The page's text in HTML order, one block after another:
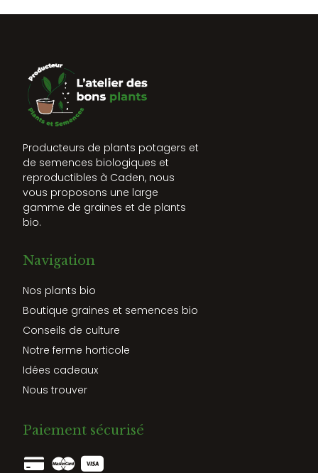
Producteurs de plants potagers et
de semences biologiques et
reproductibles à Caden, nous
vous proposons une large
gamme de graines et de plants
bio.
Navigation
Nos plants bio
Boutique graines et semences bio
Conseils de culture
Notre ferme horticole
Idées cadeaux
Nous trouver
Paiement sécurisé